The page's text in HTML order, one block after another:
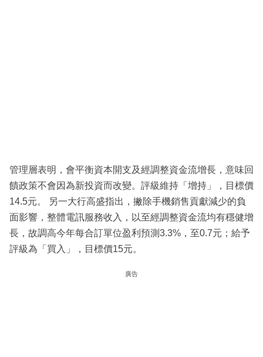
管理層表明，會平衡資本開支及經調整資金流增長，意味回
饋政策不會因為新投資而改變。評級維持「增持」，目標價
14.5元。 另一大行高盛指出，撇除手機銷售貢獻減少的負
面影響，整體電訊服務收入，以至經調整資金流均有穩健增
長，故調高今年每合訂單位盈利預測3.3%，至0.7元；給予
評級為「買入」，目標價15元。
廣告